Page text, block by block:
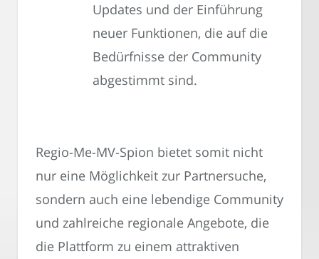
Updates und der Einführung
neuer Funktionen, die auf die
Bedürfnisse der Community
abgestimmt sind.
Regio-Me-MV-Spion bietet somit nicht
nur eine Möglichkeit zur Partnersuche,
sondern auch eine lebendige Community
und zahlreiche regionale Angebote, die
die Plattform zu einem attraktiven